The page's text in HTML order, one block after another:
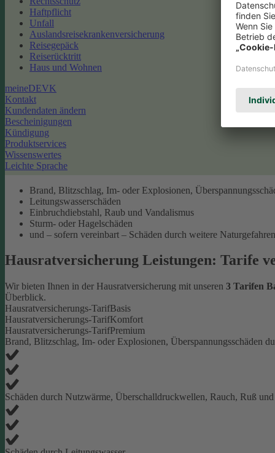
Haftpflicht
Unfall
Auslandsreisekrankenversicherung
Reisegepäck
Reiserücktritt
Haus und Wohnen
meineDEVK
Kontakt
Kundendaten ändern
Bescheinigungen
Kündigung
Produktservices
Wissenswertes
Leichte Sprache
Brand, Blitzschlag, Im- oder Explosionen,
Leitungswasserschäden
Einbruchdiebstahl, Raub und Vandalismus
Sturm- oder Hagelschäden
und – sofern vereinbart – Schäden durch weitere
Hausratversicherung Leistungen: Tarife
Wir bieten Ihnen in der Hausratversicherung mit unseren 3 Tarifen
Überblick.
Hausratversicherungs-TarifBasis
Hausratversicherungs-TarifKomfort
Hausratversicherungs-TarifPremium
Brand, Blitzschlag, Im- oder Explosionen, Überspannungsschäden
Schäden durch Nutzwärme, Überschalldruckwellen, Rauch, Ruß